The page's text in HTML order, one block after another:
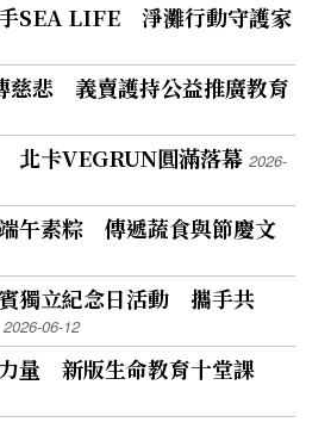
SEA LIFE 淨灘行動守護家
慈悲 義賣護持公益推廣教育
北卡VEGRUN圓滿落幕2026-
午素粽 傳遞蔬食與節慶文
獨立紀念日活動 攜手共
2026-06-12
量 新版生命教育十堂課